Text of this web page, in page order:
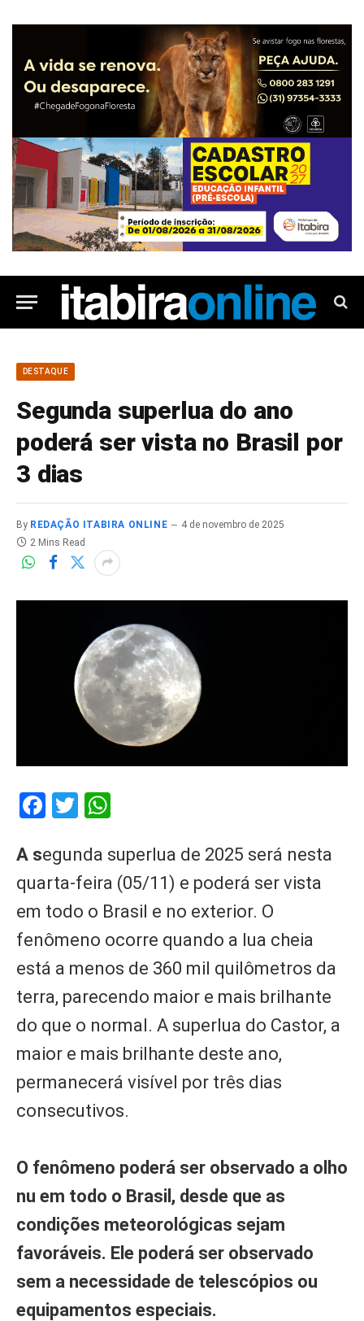
DESTAQUE
Segunda superlua do ano
poderá ser vista no Brasil por
3 dias
By REDAÇÃO ITABIRA ONLINE
4 de novembro de 2025
2 Mins Read
Facebook
Twitter
A segunda superlua de 2025 será nesta
quarta-feira (05/11) e poderá ser vista
em todo o Brasil e no exterior. O
fenômeno ocorre quando a lua cheia
está a menos de 360 mil quilômetros da
terra, parecendo maior e mais brilhante
do que o normal. A superlua do Castor, a
maior e mais brilhante deste ano,
permanecerá visível por três dias
consecutivos.
O fenômeno poderá ser observado a olho
nu em todo o Brasil, desde que as
condições meteorológicas sejam
favoráveis. Ele poderá ser observado
sem a necessidade de telescópios ou
equipamentos especiais.